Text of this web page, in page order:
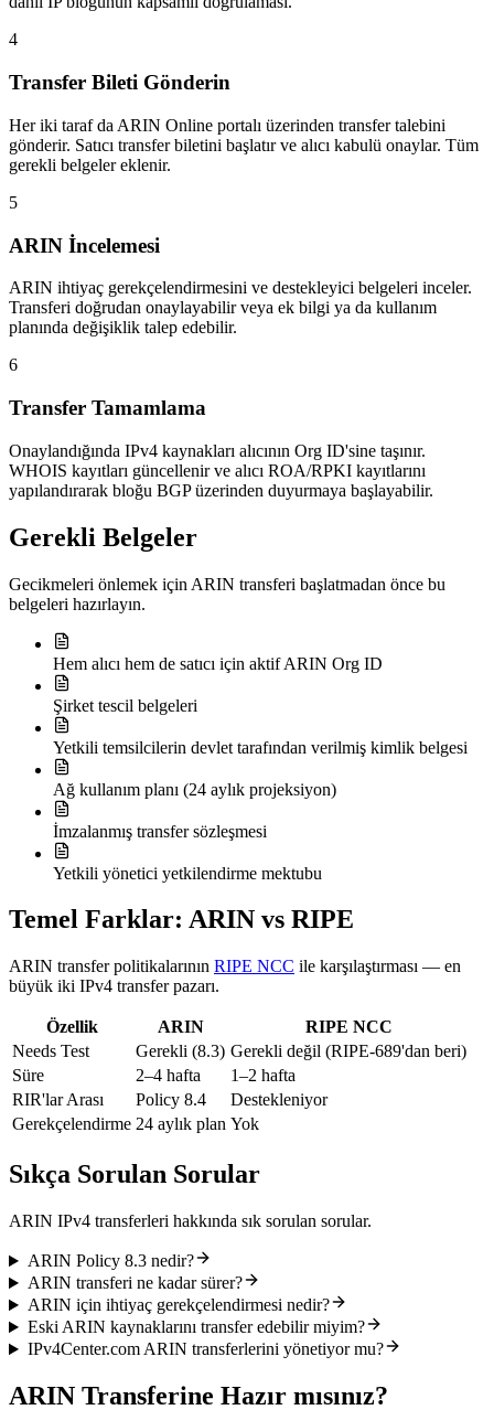
4
Transfer Bileti Gönderin
Her iki taraf da ARIN Online portalı üzerinden transfer talebini
gönderir. Satıcı transfer biletini başlatır ve alıcı kabulü onaylar. Tüm
gerekli belgeler eklenir.
5
ARIN İncelemesi
ARIN ihtiyaç gerekçelendirmesini ve destekleyici belgeleri inceler.
Transferi doğrudan onaylayabilir veya ek bilgi ya da kullanım
planında değişiklik talep edebilir.
6
Transfer Tamamlama
Onaylandığında IPv4 kaynakları alıcının Org ID'sine taşınır.
WHOIS kayıtları güncellenir ve alıcı ROA/RPKI kayıtlarını
yapılandırarak bloğu BGP üzerinden duyurmaya başlayabilir.
Gerekli Belgeler
Gecikmeleri önlemek için ARIN transferi başlatmadan önce bu
belgeleri hazırlayın.
Hem alıcı hem de satıcı için aktif ARIN Org ID
Şirket tescil belgeleri
Yetkili temsilcilerin devlet tarafından verilmiş kimlik belgesi
Ağ kullanım planı (24 aylık projeksiyon)
İmzalanmış transfer sözleşmesi
Yetkili yönetici yetkilendirme mektubu
Temel Farklar: ARIN vs RIPE
ARIN transfer politikalarının RIPE NCC ile karşılaştırması — en
büyük iki IPv4 transfer pazarı.
Özellik ARIN
RIPE NCC
Needs Test
Gerekli (8.3) Gerekli değil (RIPE-689'dan beri)
Süre
2–4 hafta
1–2 hafta
RIR'lar Arası
Policy 8.4
Destekleniyor
Gerekçelendirme 24 aylık plan Yok
Sıkça Sorulan Sorular
ARIN IPv4 transferleri hakkında sık sorulan sorular.
ARIN Policy 8.3 nedir?
ARIN transferi ne kadar sürer?
ARIN için ihtiyaç gerekçelendirmesi nedir?
Eski ARIN kaynaklarını transfer edebilir miyim?
IPv4Center.com ARIN transferlerini yönetiyor mu?
ARIN Transferine Hazır mısınız?